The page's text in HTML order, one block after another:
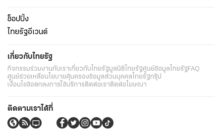
ช็อปปิ้ง
ไทยรัฐอีเวนต์
เกี่ยวกับไทยรัฐ
กิจกรรมร่วมงานกับเราเกี่ยวกับไทยรัฐมูลนิธิไทยรัฐศูนย์ข้อมูลไทยรัฐFAQ
ศูนย์ช่วยเหลือนโยบายคุ้มครองข้อมูลส่วนบุคคลไทยรัฐกรุ๊ป
เงื่อนไขข้อตกลงการใช้บริการติดต่อเราติดต่อโฆษณา
ติดตามเราได้ที่